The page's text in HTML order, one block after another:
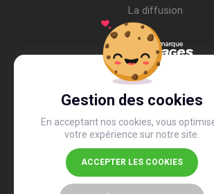
Gestion des cookies
En acceptant nos cookies, vous
votre expérience sur notre site.
ACCEPTER LES COOKIES
La diffusion
4,4